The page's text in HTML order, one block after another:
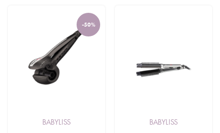
-50%
BABYLISS BABYLISS